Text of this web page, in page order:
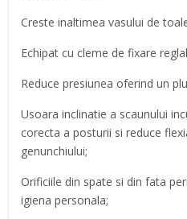
Creste inaltimea vasului de
Echipat cu cleme de fixare
Reduce presiunea oferind un
Usoara inclinatie a scaunului
corecta a posturii si reduce
genunchiului;
Orificiile din spate si din fata
igiena personala;